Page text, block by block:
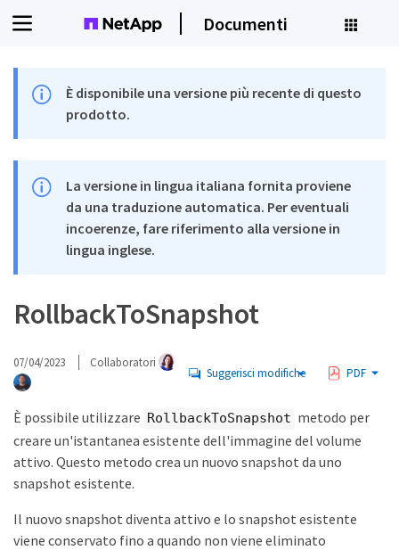
Documenti
È disponibile una versione più recente di questo
prodotto.
La versione in lingua italiana fornita proviene
da una traduzione automatica. Per eventuali
incoerenze, fare riferimento alla versione in
lingua inglese.
RollbackToSnapshot
07/04/2023 Collaboratori
Suggerisci modifiche PDF
È possibile utilizzare RollbackToSnapshot metodo per
creare un'istantanea esistente dell'immagine del volume
attivo. Questo metodo crea un nuovo snapshot da uno
snapshot esistente.
Il nuovo snapshot diventa attivo e lo snapshot esistente
viene conservato fino a quando non viene eliminato